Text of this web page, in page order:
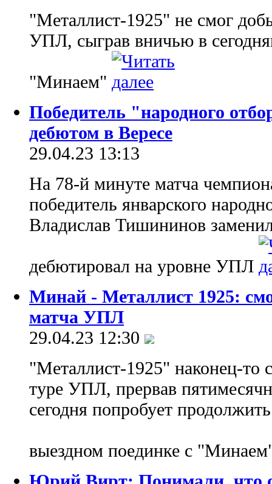
"Металлист-1925" не смог
УПЛ, сыграв вничью в
"Минаем"
Победитель "народного
дебютом в Вересе
29.04.23 13:13
На 78-й минуте матча
победитель январского
Владислав Тишининов
дебютировал на уровне УПЛ
Минай - Металлист 1925:
матча УПЛ
29.04.23 12:30
"Металлист-1925" наконец-то
туре УПЛ, прервав
сегодня попробует
выездном поединке с